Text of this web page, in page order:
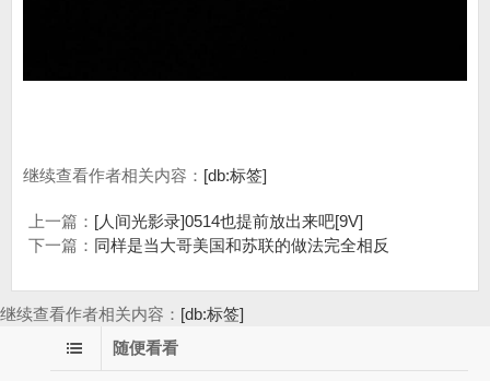
继续查看作者相关内容： [db:标签]
上一篇： [人间光影录]0514也提前放出来吧[9V]
下一篇： 同样是当大哥美国和苏联的做法完全相反
继续查看作者相关内容： [db:标签]
随便看看